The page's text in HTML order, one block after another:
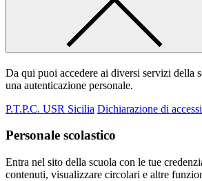
Da qui puoi accedere ai diversi servizi della
una autenticazione personale.
P.T.P.C. USR Sicilia Dichiarazione di
Personale scolastico
Entra nel sito della scuola con le tue
contenuti, visualizzare circolari e altre